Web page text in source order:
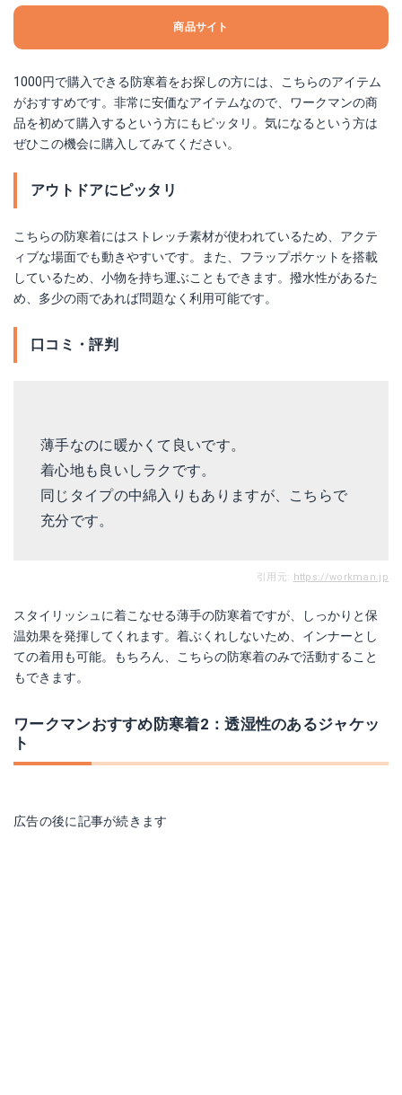
商品サイト
1000円で購入できる防寒着をお探しの方には、こちらのアイテム
がおすすめです。非常に安価なアイテムなので、ワークマンの商
品を初めて購入するという方にもピッタリ。気になるという方は
ぜひこの機会に購入してみてください。
アウトドアにピッタリ
こちらの防寒着にはストレッチ素材が使われているため、アクテ
ィブな場面でも動きやすいです。また、フラップポケットを搭載
しているため、小物を持ち運ぶこともできます。撥水性があるた
め、多少の雨であれば問題なく利用可能です。
口コミ・評判
薄手なのに暖かくて良いです。
着心地も良いしラクです。
同じタイプの中綿入りもありますが、こちらで
充分です。
引用元: https://workman.jp
スタイリッシュに着こなせる薄手の防寒着ですが、しっかりと保
温効果を発揮してくれます。着ぶくれしないため、インナーとし
ての着用も可能。もちろん、こちらの防寒着のみで活動すること
もできます。
ワークマンおすすめ防寒着2：透湿性のあるジャケッ
ト
広告の後に記事が続きます